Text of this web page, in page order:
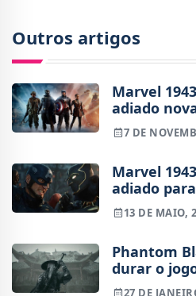
Outros artigos
Marvel
adiado
Skydance
7 DE
Marvel
adiado
13 DE MAIO,
Phantom
durar o
resposta
27 DE